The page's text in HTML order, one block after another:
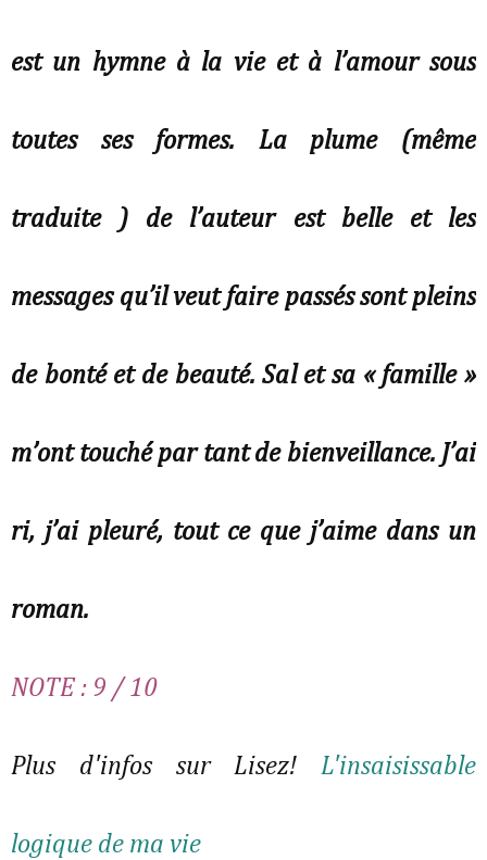
est un hymne à la vie et à l’amour sous
toutes ses formes. La plume (même
traduite ) de l’auteur est belle et les
messages qu’il veut faire passés sont pleins
de bonté et de beauté. Sal et sa « famille »
m’ont touché par tant de bienveillance. J’ai
ri, j’ai pleuré, tout ce que j’aime dans un
roman.
NOTE : 9 / 10
Plus d'infos sur Lisez! L'insaisissable
logique de ma vie